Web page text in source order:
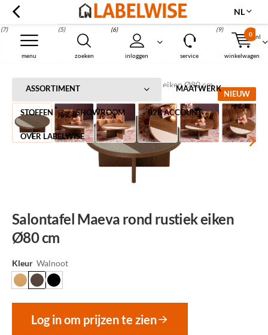
nl
zoeken
(5)
inloggen
(6)
menu
(7)
service winkelwagen
0
(9)
Menu
NL
ASSORTIMENT MAATWERK
STOFFEN SHOWROOM B2B ACCOUNT
OVER LABELWISE
Home Salontafel Maeva rond rustiek eiken Ø80 cm
NIEUW
Salontafel Maeva rond rustiek eiken
Ø80 cm
Kleur Walnoot
Log in om prijzen te zien